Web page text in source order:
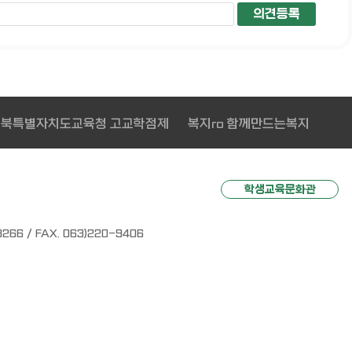
특별자치도교육청 고교학점제 복지ro 함께만드는복지
학생교육문화관
3266 / FAX. 063)220-9406